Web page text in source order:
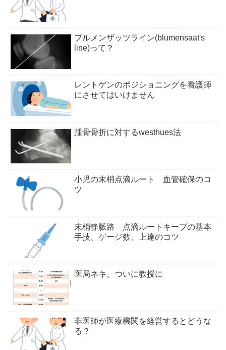
ブルメンザッツライン(blumensaat's
line)って？
レントゲンのポジショニングを看護師
にさせてはいけません
踵骨骨折に対するwesthues法
小児の末梢点滴ルート 血管確保のコ
ツ
末梢静脈路 点滴ルートキープの基本
手技、ゲージ数、上達のコツ
医局ネキ、ついに教授に
非医師が医療機関を経営するとどうな
る？